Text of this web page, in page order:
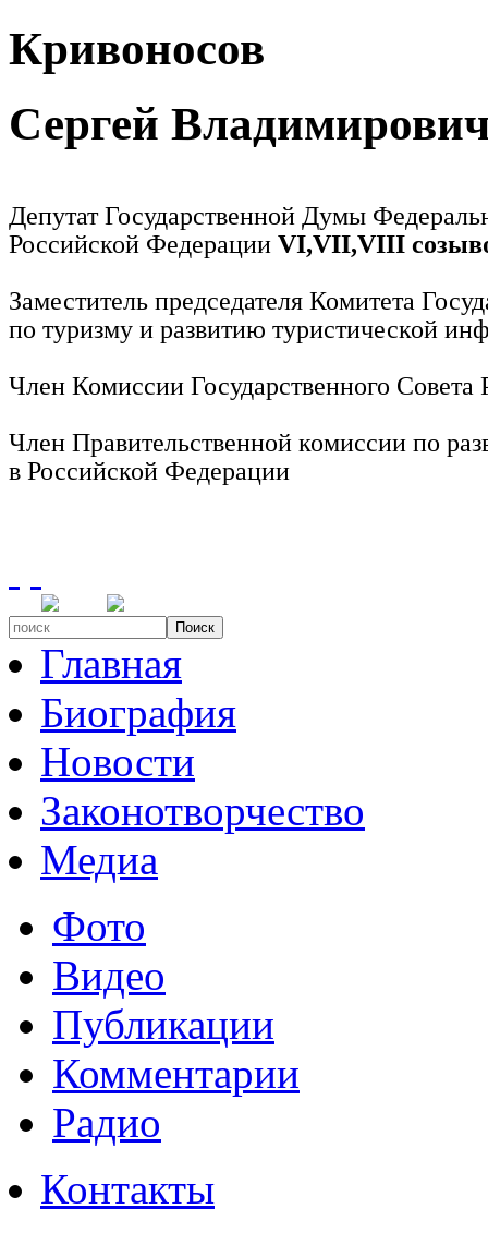
Кривоносов
Сергей
Депутат Государственной Думы
Российской Федерации VI,VII,VIII
Заместитель председателя Комитета
по туризму и развитию туристической
Член Комиссии Государственного
Член Правительственной комиссии по
в Российской Федерации
Поиск
Главная
Биография
Новости
Законотворчество
Медиа
Фото
Видео
Публикации
Комментарии
Радио
Контакты